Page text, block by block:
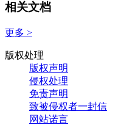
相关文档
更多 >
版权处理
版权声明
侵权处理
免责声明
致被侵权者一封信
网站诺言